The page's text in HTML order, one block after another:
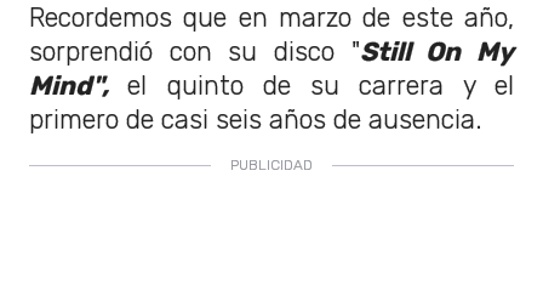
Recordemos que en marzo de este año,
sorprendió con su disco "Still On My
Mind",el quinto de su carrera y el
primero de casi seis años de ausencia.